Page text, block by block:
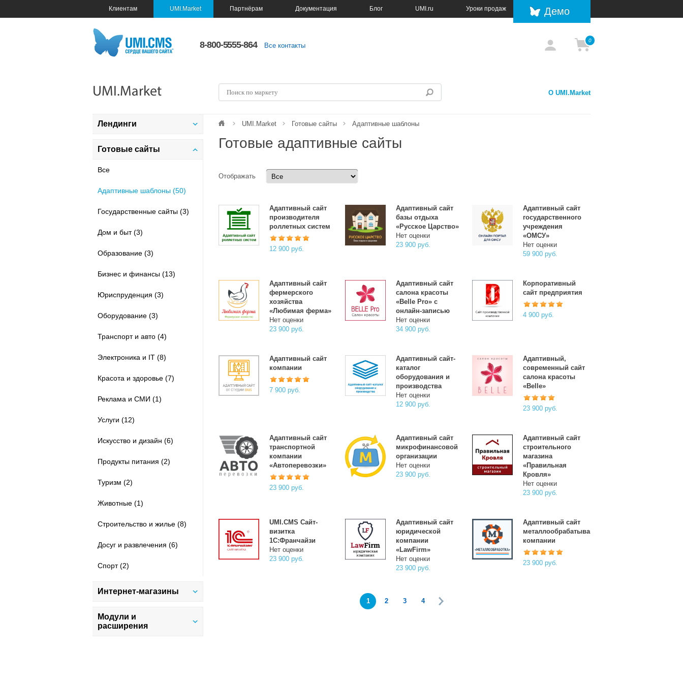
Клиентам UMI.Market Партнёрам Документация Блог UMI.ru Уроки продаж Демо
8-800-5555-864 Все контакты
0
UMI.Market О UMI.Market
UMI.Market Готовые сайты Адаптивные шаблоны
Лендинги
Все
Готовые сайты
Все
Адаптивные шаблоны (50)
Государственные сайты (3)
Дом и быт (3)
Образование (3)
Бизнес и финансы (13)
Юриспруденция (3)
Оборудование (3)
Транспорт и авто (4)
Электроника и IT (8)
Красота и здоровье (7)
Реклама и СМИ (1)
Услуги (12)
Искусство и дизайн (6)
Продукты питания (2)
Туризм (2)
Животные (1)
Строительство и жилье (8)
Досуг и развлечения (6)
Спорт (2)
Интернет-магазины
Все
Адаптивные шаблоны (36)
Модули и
расширения
Готовые адаптивные сайты
Отображать
Адаптивный сайт
производителя
роллетных систем
12 900 руб.
Адаптивный сайт
базы отдыха
«Русское Царство»
Нет оценки
23 900 руб.
Адаптивный сайт
государственного
учреждения
«ОМСУ»
Нет оценки
59 900 руб.
Адаптивный сайт
фермерского
хозяйства
«Любимая ферма»
Нет оценки
23 900 руб.
Адаптивный сайт
салона красоты
«Belle Pro» с
онлайн-записью
Нет оценки
34 900 руб.
Корпоративный
сайт предприятия
4 900 руб.
Адаптивный сайт
компании
7 900 руб.
Адаптивный сайт-
каталог
оборудования и
производства
Нет оценки
12 900 руб.
Адаптивный,
современный сайт
салона красоты
«Belle»
23 900 руб.
Адаптивный сайт
транспортной
компании
«Автоперевозки»
23 900 руб.
Адаптивный сайт
микрофинансовой
организации
Нет оценки
23 900 руб.
Адаптивный сайт
строительного
магазина
«Правильная
Кровля»
Нет оценки
23 900 руб.
UMI.CMS Сайт-
визитка
1С:Франчайзи
Нет оценки
23 900 руб.
Адаптивный сайт
юридической
компании
«LawFirm»
Нет оценки
23 900 руб.
Адаптивный сайт
металлообрабатывающей
компании
23 900 руб.
1 2 3 4